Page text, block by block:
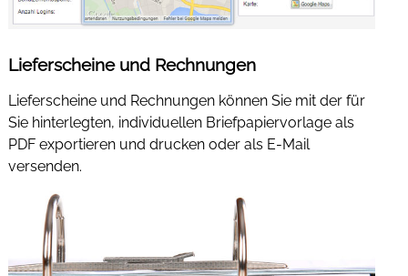
Lieferscheine und Rechnungen
Lieferscheine und Rechnungen können Sie mit der für
Sie hinterlegten, individuellen Briefpapiervorlage als
PDF exportieren und drucken oder als E-Mail
versenden.